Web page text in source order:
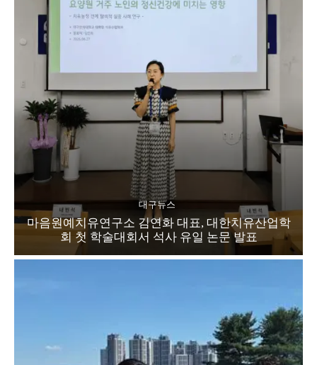
대구뉴스
마음원예치유연구소 김연화 대표, 대한치유산업학
회 첫 학술대회서 석사 유일 논문 발표